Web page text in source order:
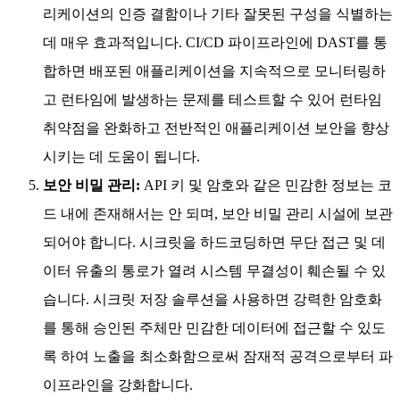
리케이션의 인증 결함이나 기타 잘못된 구성을 식별하는
데 매우 효과적입니다. CI/CD 파이프라인에 DAST를 통
합하면 배포된 애플리케이션을 지속적으로 모니터링하
고 런타임에 발생하는 문제를 테스트할 수 있어 런타임
취약점을 완화하고 전반적인 애플리케이션 보안을 향상
시키는 데 도움이 됩니다.
보안 비밀 관리: API 키 및 암호와 같은 민감한 정보는 코
드 내에 존재해서는 안 되며, 보안 비밀 관리 시설에 보관
되어야 합니다. 시크릿을 하드코딩하면 무단 접근 및 데
이터 유출의 통로가 열려 시스템 무결성이 훼손될 수 있
습니다. 시크릿 저장 솔루션을 사용하면 강력한 암호화
를 통해 승인된 주체만 민감한 데이터에 접근할 수 있도
록 하여 노출을 최소화함으로써 잠재적 공격으로부터 파
이프라인을 강화합니다.